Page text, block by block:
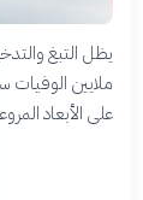
يظل التبغ
ملايين الوفيات
على الأبعاد